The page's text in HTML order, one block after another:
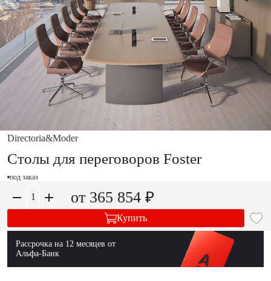
Directoria&Moder
Столы для переговоров Foster
под заказ
от 365 854 ₽
Купить
Рассрочка на 12 месяцев от
Альфа-Банк